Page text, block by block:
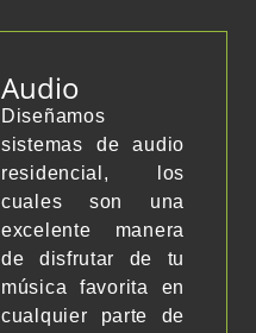
Audio
Diseñamos
sistemas de audio
residencial, los
cuales son una
excelente manera
de disfrutar de tu
música favorita en
cualquier parte de